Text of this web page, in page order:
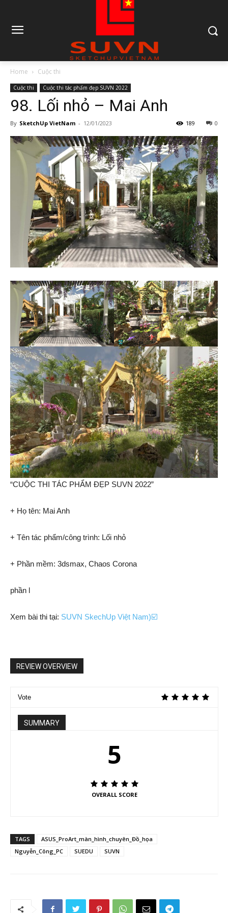
Home Cuộc thi
Cuộc thi Cuộc thi tác phẩm đẹp SUVN 2022
98. Lối nhỏ – Mai Anh
By SketchUp VietNam - 12/01/2023 0
189
“CUỘC THI TÁC PHẨM ĐẸP SUVN 2022”
+ Họ tên: Mai Anh
+ Tên tác phẩm/công trình: Lối nhỏ
+ Phần mềm: 3dsmax, Chaos Corona
phần l
Xem bài thi tại: SUVN SkechUp Việt Nam)☑️
REVIEW OVERVIEW
Vote
SUMMARY
5
OVERALL SCORE
TAGS
ASUS_ProArt_màn_hình_chuyên_Đồ_họa
Nguyễn_Công_PC
SUEDU SUVN